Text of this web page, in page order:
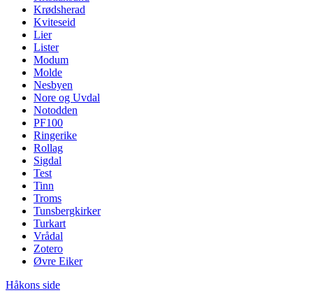
Krødsherad
Kviteseid
Lier
Lister
Modum
Molde
Nesbyen
Nore og Uvdal
Notodden
PF100
Ringerike
Rollag
Sigdal
Test
Tinn
Troms
Tunsbergkirker
Turkart
Vrådal
Zotero
Øvre Eiker
Håkons side